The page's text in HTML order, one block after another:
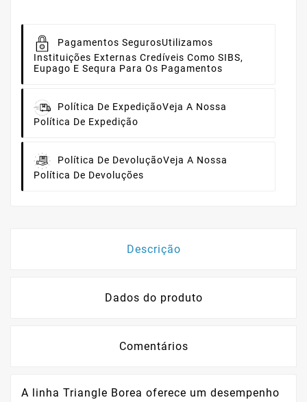
Pagamentos SegurosUtilizamos
Instituições Externas Credíveis Como SIBS,
Eupago E Sequra Para Os Pagamentos
Política De ExpediçãoVeja A Nossa
Política De Expedição
Política De DevoluçãoVeja A Nossa
Política De Devoluções
Descrição
Dados do produto
Comentários
A linha Triangle Borea oferece um desempenho